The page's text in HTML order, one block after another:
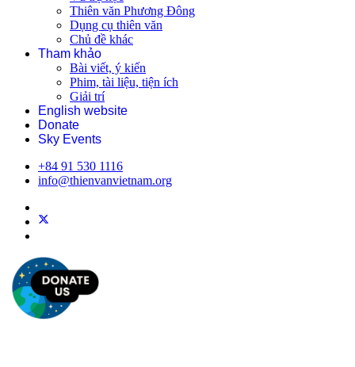
Thiên văn Phương Đông
Dụng cụ thiên văn
Chủ đề khác
Tham khảo
Bài viết, ý kiến
Phim, tài liệu, tiện ích
Giải trí
English website
Donate
Sky Events
+84 91 530 1116
info@thienvanvietnam.org